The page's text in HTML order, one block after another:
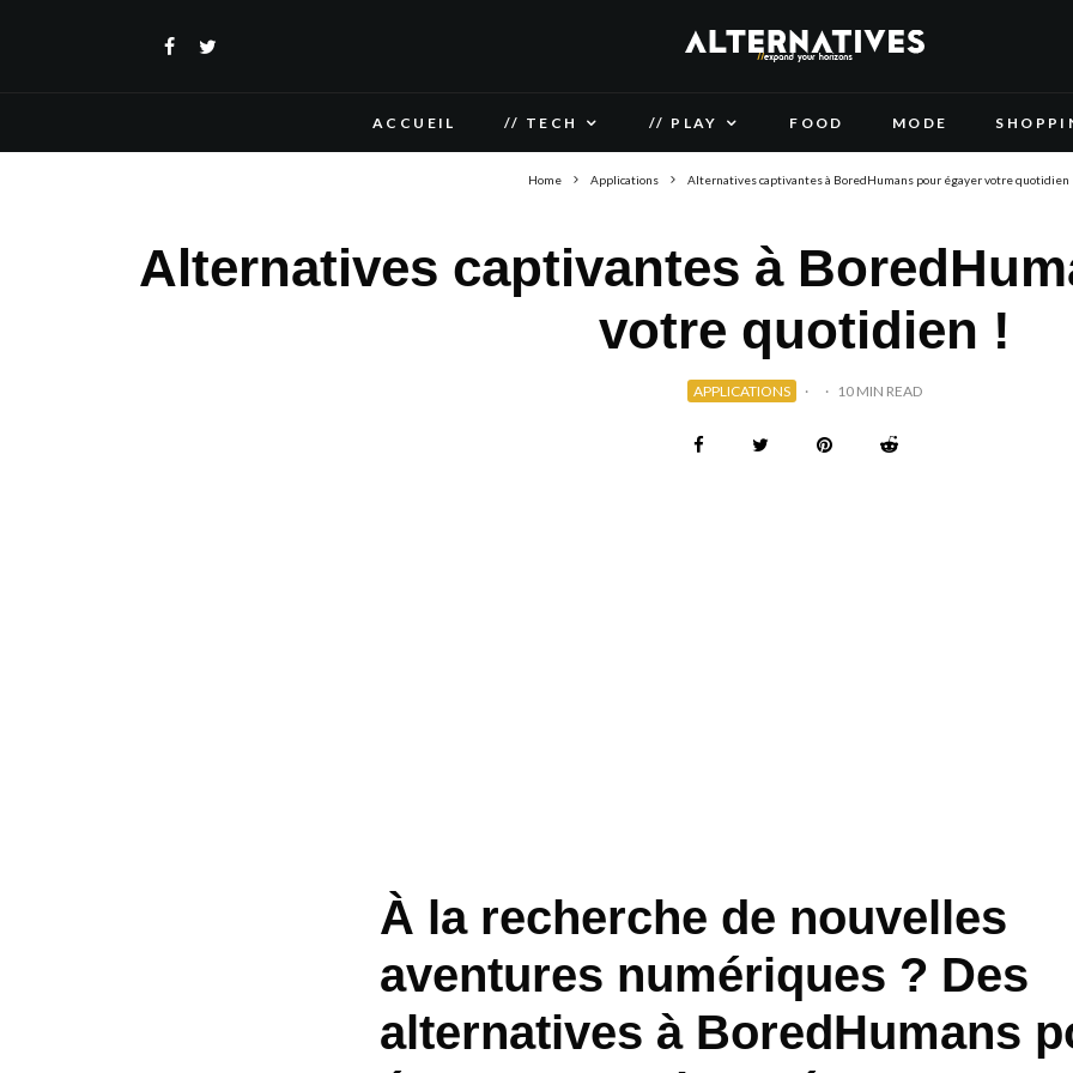
ACCUEIL // TECH // PLAY FOOD MODE
Home Applications Alternatives captivantes à BoredHumans pour égayer votre quotidien
Alternatives captivantes à
votre quotidien !
APPLICATIONS · · 10 MIN READ
À la recherche de nouvelles
aventures numériques ? Des
alternatives à BoredHumans